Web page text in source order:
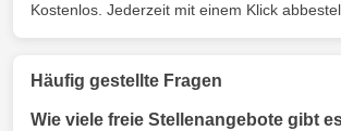
Kostenlos. Jederzeit mit einem Klick
Häufig gestellte Fragen
Wie viele freie Stellenangebote gibt